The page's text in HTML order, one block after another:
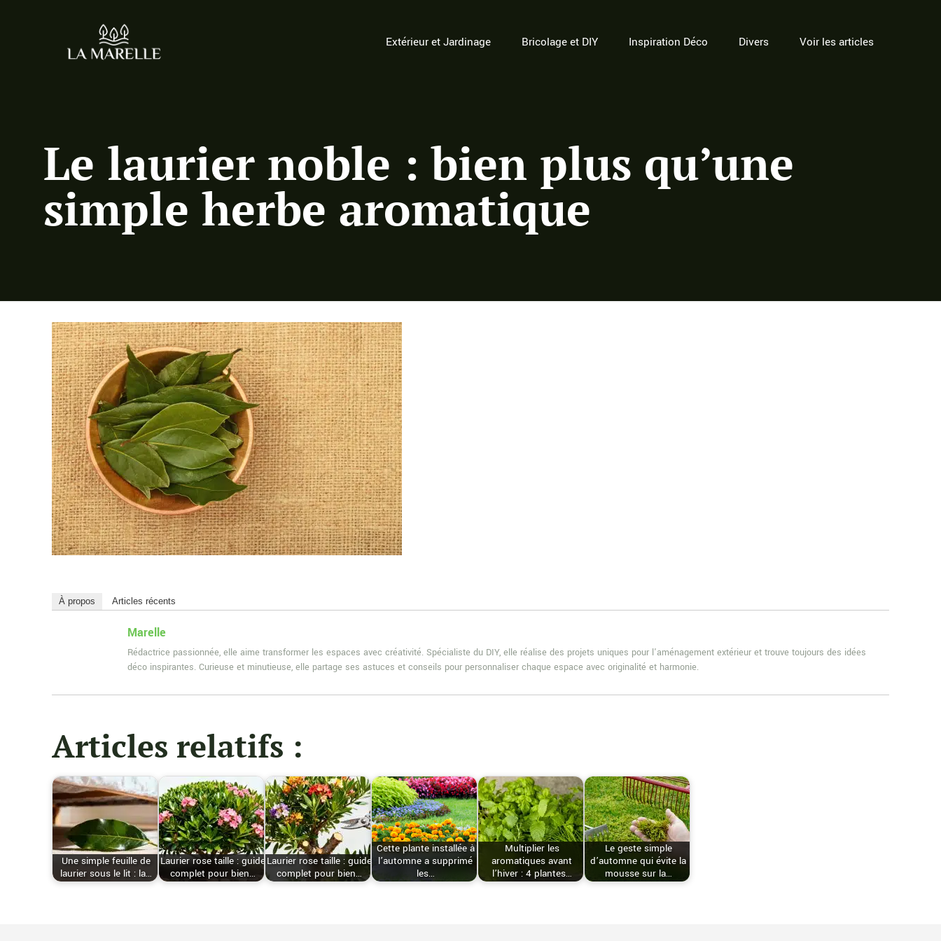
Extérieur et Jardinage Bricolage et DIY Inspiration Déco Divers Voir les articles
Le laurier noble : bien plus qu’une
simple herbe aromatique
À propos Articles récents
Marelle
Rédactrice passionnée, elle aime transformer les espaces avec créativité. Spécialiste du DIY, elle réalise des projets uniques pour l'aménagement extérieur et trouve toujours des idées
déco inspirantes. Curieuse et minutieuse, elle partage ses astuces et conseils pour personnaliser chaque espace avec originalité et harmonie.
Articles relatifs :
Une simple feuille de
laurier sous le lit : la…
Laurier rose taille : guide
complet pour bien…
Laurier rose taille : guide
complet pour bien…
Cette plante installée à
l’automne a supprimé
les…
Multiplier les
aromatiques avant
l’hiver : 4 plantes…
Le geste simple
d’automne qui évite la
mousse sur la…